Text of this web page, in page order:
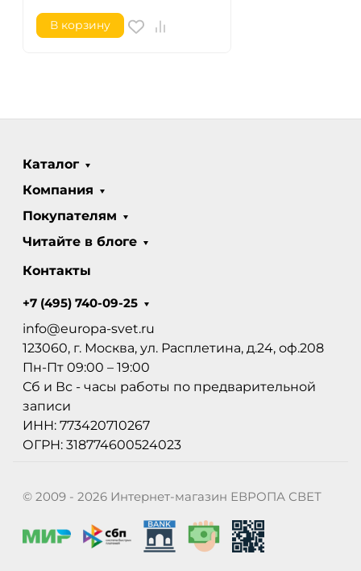
В корзину
Каталог
Компания
Покупателям
Читайте в блоге
Контакты
+7 (495) 740-09-25
info@europa-svet.ru
123060, г. Москва, ул. Расплетина, д.24, оф.208
Пн-Пт 09:00 – 19:00
Сб и Вс - часы работы по предварительной
записи
ИНН: 773420710267
ОГРН: 318774600524023
© 2009 - 2026 Интернет-магазин ЕВРОПА СВЕТ